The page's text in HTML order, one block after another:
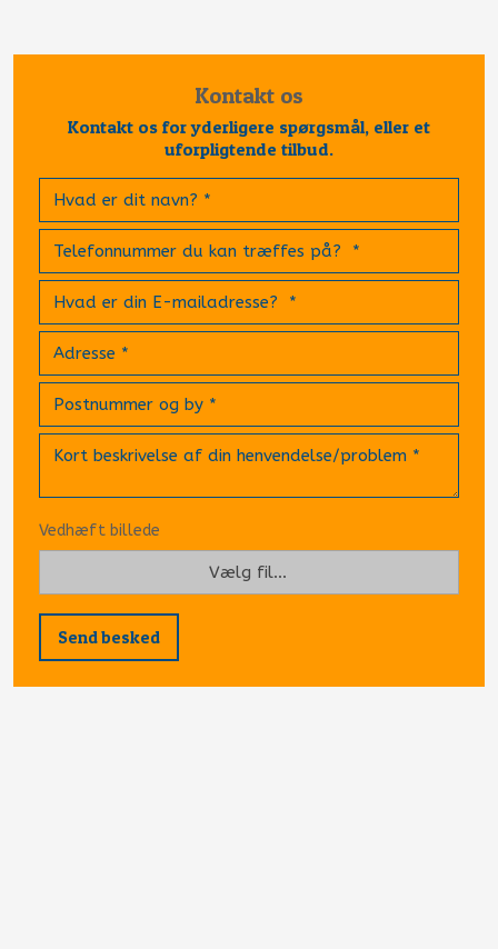
Kontakt os​
​Kontakt os for yderligere spørgsmål, eller et
uforpligtende tilbud.
Vedhæft billede